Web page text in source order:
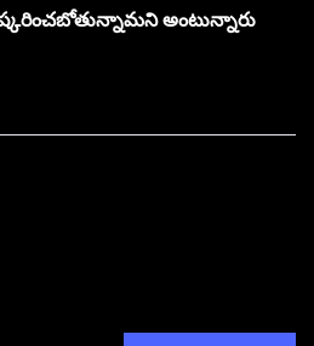
అంటున్నారు